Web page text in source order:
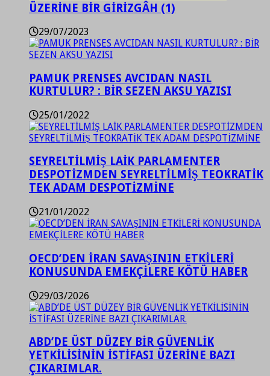
ÜZERİNE BİR GİRİZGÂH (1)
29/07/2023
PAMUK PRENSES AVCIDAN NASIL
KURTULUR? : BİR SEZEN AKSU YAZISI
25/01/2022
SEYRELTİLMİŞ LAİK PARLAMENTER
DESPOTİZMDEN SEYRELTİLMİŞ TEOKRATİK
TEK ADAM DESPOTİZMİNE
21/01/2022
OECD’DEN İRAN SAVAŞININ ETKİLERİ
KONUSUNDA EMEKÇİLERE KÖTÜ HABER
29/03/2026
ABD’DE ÜST DÜZEY BİR GÜVENLİK
YETKİLİSİNİN İSTİFASI ÜZERİNE BAZI
ÇIKARIMLAR.